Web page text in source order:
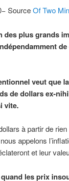
SourceOf Two
des plus grands
veut que la
de dollars ex-
vite.
à partir de
appelons
et leur
les prix